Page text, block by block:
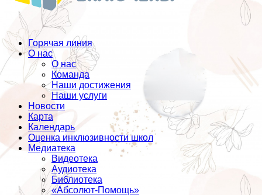
Горячая линия
О нас
О нас
Команда
Наши достижения
Наши услуги
Новости
Карта
Календарь
Оценка инклюзивности школ
Медиатека
Видеотека
Аудиотека
Библиотека
«Абсолют-Помощь»